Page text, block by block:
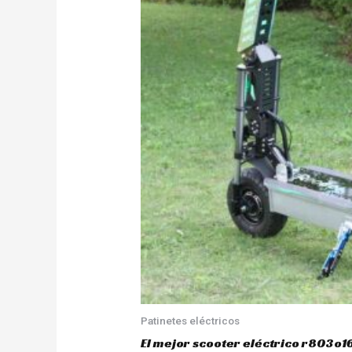
Patinetes eléctricos
El mejor scooter eléctrico